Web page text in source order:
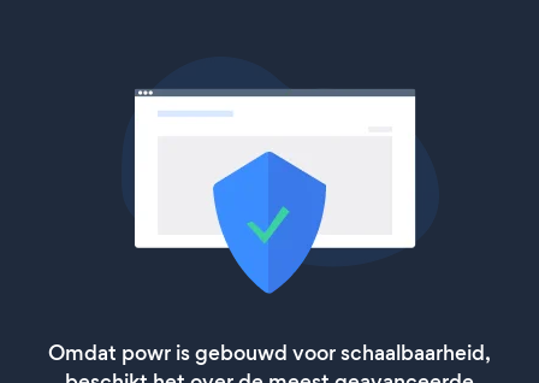
Omdat powr is gebouwd voor schaalbaarheid,